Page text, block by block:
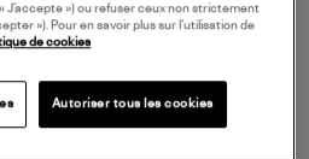
J’accepte ») ou refuser ceux non strictement
»). Pour en savoir plus sur l’utilisation de
de cookies
Autoriser tous les cookies